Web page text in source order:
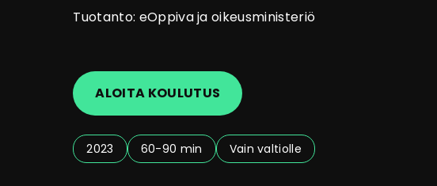
Tuotanto: eOppiva ja oikeusministeriö
ALOITA KOULUTUS
2023 60-90 min Vain valtiolle